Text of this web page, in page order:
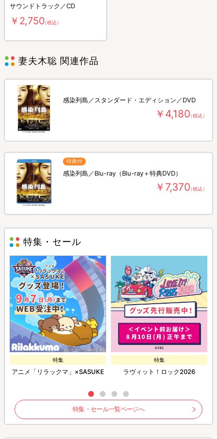
サウンドトラック／CD
￥2,750（税込）
妻夫木聡 関連作品
感染列島／スタンダード・エディション／DVD
￥4,180（税込）
特典付
感染列島／Blu-ray（Blu-ray＋特典DVD）
￥7,370（税込）
特集・セール
特集
アニメ「リラックマ」×SASUKE
特集
ラヴィット！ロック2026
特集・セール一覧ページへ